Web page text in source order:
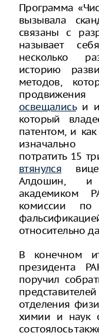
Программа
вызывала
связаны с
называет
несколько
историю
методов,
освещалисьи
который
патентом, и
изначально
потратить 15
втянулся
Алдошин,
академиком
комиссии
относительно
В конечном
президента
поручил
отделения
химии и наук
состоялось